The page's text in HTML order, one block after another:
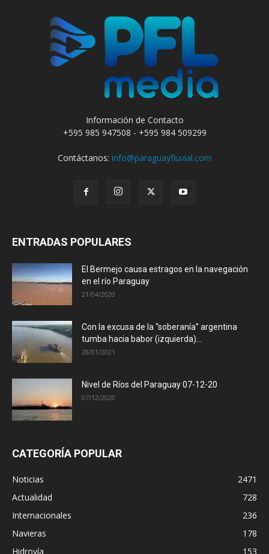
Información de Contacto
+595 985 947508 - +595 984 509299
Contáctanos: info@paraguayfluvial.com
ENTRADAS POPULARES
El Bermejo causa estragos en la navegación
en el río Paraguay
21/04/2020
Con la excusa de la “soberanía” argentina
tumba hacia babor (izquierda)...
28/01/2021
Nivel de Ríos del Paraguay 07-12-20
07/12/2020
CATEGORÍA POPULAR
Noticias
2471
Actualidad
728
Internacionales
236
Navieras
178
Hidrovía
153